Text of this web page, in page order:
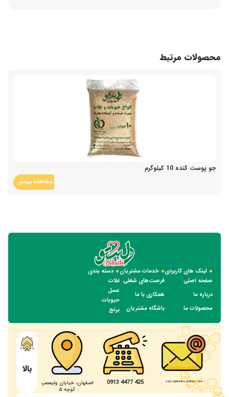
محصولات مرتبط
جو پوست کنده 10 کیلوگرم
مشاهده بیشتر
لینک های کاربردی
صفحه اصلی
درباره ما
محصولات ما
خدمات مشتریان
فرصت‌های شغلی
همکاری با ما
باشگاه مشتریان
دسته بندی
غلات
عسل
حبوبات
برنج
sales@delbestofood.com
425 4477 0913
اصفهان، خیابان ولیعصر،
کوچه ۵
بالا